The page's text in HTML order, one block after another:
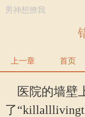
男神想撩我
上一章 首页
医院的墙壁
了